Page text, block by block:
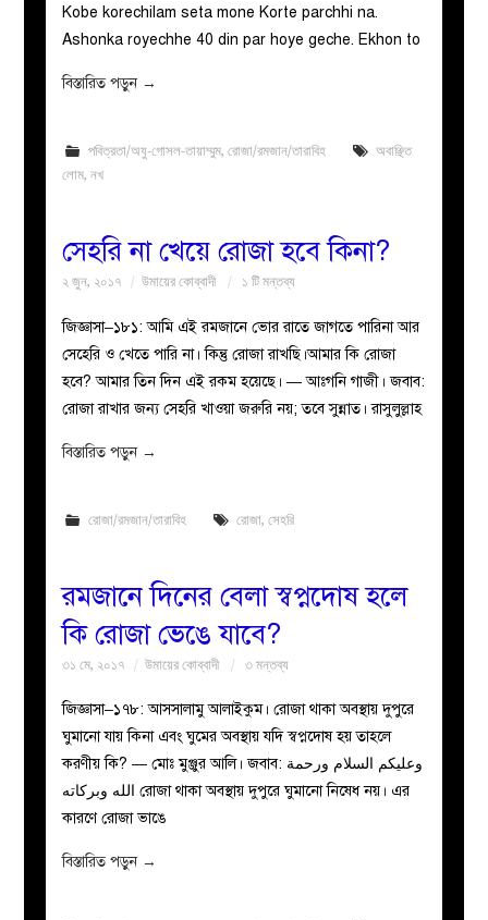
Kobe korechilam seta mone Korte parchhi na.
Ashonka royechhe 40 din par hoye geche. Ekhon to
বিস্তারিত পড়ুন →
পবিত্রতা/অযু-গোসল-তায়াম্মুম, রোজা/রমজান/তারাবিহ
অবাঞ্ছিত
লোম,নখ
সেহরি না খেয়ে রোজা হবে কিনা?
২ জুন, ২০১৭ উমায়ের কোব্বাদী ১ টি মন্তব্য
জিজ্ঞাসা–১৮১: আমি এই রমজানে ভোর রাতে জাগতে পারিনা আর
সেহেরি ও খেতে পারি না। কিন্তু রোজা রাখছি।আমার কি রোজা
হবে? আমার তিন দিন এই রকম হয়েছে। — আঃগনি গাজী। জবাব:
রোজা রাখার জন্য সেহরি খাওয়া জরুরি নয়; তবে সুন্নাত। রাসুলুল্লাহ
বিস্তারিত পড়ুন →
রোজা/রমজান/তারাবিহ রোজা, সেহরি
রমজানে দিনের বেলা স্বপ্নদোষ হলে
কি রোজা ভেঙে যাবে?
৩১ মে, ২০১৭ উমায়ের কোব্বাদী ৩ মন্তব্য
জিজ্ঞাসা–১৭৮: আসসালামু আলাইকুম। রোজা থাকা অবস্থায় দুপুরে
ঘুমানো যায় কিনা এবং ঘুমের অবস্থায় যদি স্বপ্নদোষ হয় তাহলে
করণীয় কি? — মোঃ মুঞ্জুর আলি। জবাব: وعليكم السلام ورحمة
الله وبركاته রোজা থাকা অবস্থায় দুপুরে ঘুমানো নিষেধ নয়। এর
কারণে রোজা ভাঙে
বিস্তারিত পড়ুন →